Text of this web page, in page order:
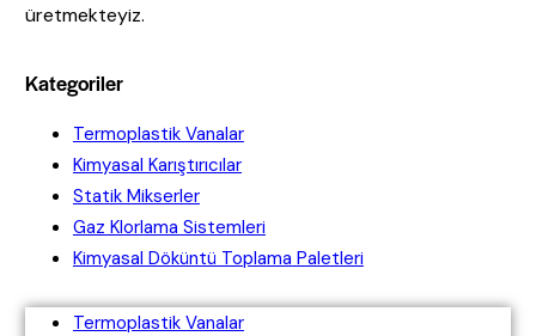
üretmekteyiz.
Kategoriler
Termoplastik Vanalar
Kimyasal Karıştırıcılar
Statik Mikserler
Gaz Klorlama Sistemleri
Kimyasal Döküntü Toplama Paletleri
Termoplastik Vanalar